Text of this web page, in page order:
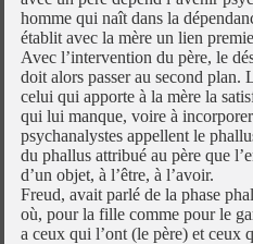
homme qui naît dans la
établit avec la mère un lien
Avec l’intervention du père, le
doit alors passer au second plan.
celui qui apporte à la mère la
qui lui manque, voire à
psychanalystes appellent le
du phallus attribué au père que
d’un objet, à l’être, à l’avoir.
Freud, avait parlé de la phase
où, pour la fille comme pour le
a ceux qui l’ont (le père) et ceux